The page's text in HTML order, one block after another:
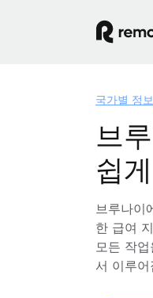
국가별 정보
브
쉽게
브루나이
한 급여
모든 작
서 이루어